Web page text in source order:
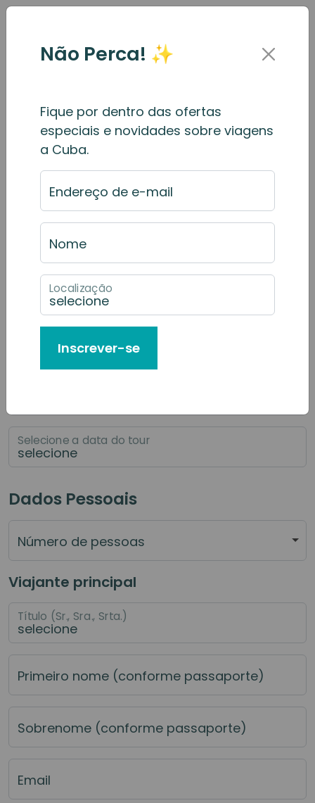
Formulário de Reservas
preencha o
formulário de solicitação de
reserva abaixo.
reservapara mais informações.
Passo 1 de 2 — Dados da Reserva
Tipo de Tour
Selecione a data do tour
Dados Pessoais
Número de pessoas
Viajante principal
Título (Sr., Sra., Srta.)
Primeiro nome (conforme passaporte)
Sobrenome (conforme passaporte)
Email
Não Perca! ✨
Fique por dentro das ofertas
especiais e novidades sobre viagens
a Cuba.
Endereço de e-mail
Nome
Localização
Inscrever-se